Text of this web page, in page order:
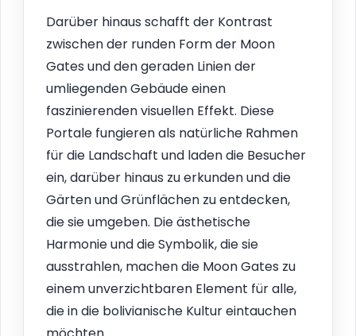
Darüber hinaus schafft der Kontrast
zwischen der runden Form der Moon
Gates und den geraden Linien der
umliegenden Gebäude einen
faszinierenden visuellen Effekt. Diese
Portale fungieren als natürliche Rahmen
für die Landschaft und laden die Besucher
ein, darüber hinaus zu erkunden und die
Gärten und Grünflächen zu entdecken,
die sie umgeben. Die ästhetische
Harmonie und die Symbolik, die sie
ausstrahlen, machen die Moon Gates zu
einem unverzichtbaren Element für alle,
die in die bolivianische Kultur eintauchen